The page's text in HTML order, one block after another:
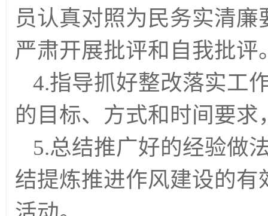
员认真对照为民务实清
严肃开展批评和自我批评
4.指导抓好整改落实工
的目标、方式和时间要
5.总结推广好的经验做
结提炼推进作风建设的